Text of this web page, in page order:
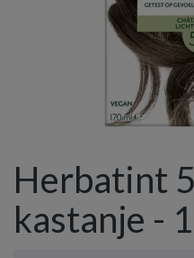
Herbatint
kastanje -